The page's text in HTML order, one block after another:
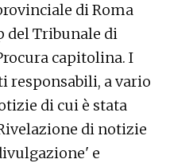
di Roma
del Tribunale di
capitolina. I
responsabili, a vario
di cui è stata
di notizie
e